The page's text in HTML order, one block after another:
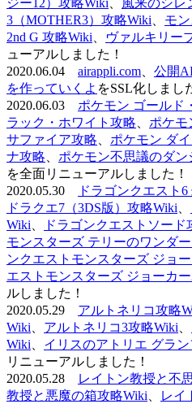
3（MOTHER3）攻略Wiki
モ
2nd G 攻略Wiki
ヴァルキリー
ューアルしました！
2020.06.04 airappli.com
公開
を作っていくよ をSSL化しまし
2020.06.03 ポケモン ゴールド
ラック・ホワイト攻略
ポケモ
サファイア攻略
ポケモン ダ
ナ攻略
ポケモン不思議のダ
を全面リニューアルしました！
2020.05.30
ドラゴンクエスト
ドラクエ7（3DS版）攻略Wiki
Wiki
ドラゴンクエストソード
モンスターズ テリーのワンダ
ンクエストモンスターズ ジョ
エストモンスターズ ジョーカ
ルしました！
2020.05.29 アルトネリコ攻略
Wiki
アルトネリコ3攻略Wiki
Wiki
イリスのアトリエ グラ
リニューアルしました！
2020.05.28
レイトン教授と不
教授と悪魔の箱攻略Wiki
レイ